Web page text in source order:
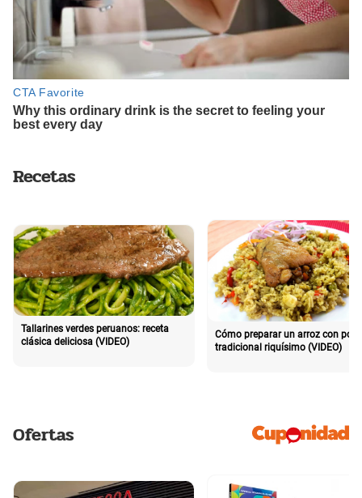
Recetas
Tallarines verdes peruanos: receta
clásica deliciosa (VIDEO)
Cómo preparar un arroz con pollo
tradicional riquísimo (VIDEO)
Ofertas